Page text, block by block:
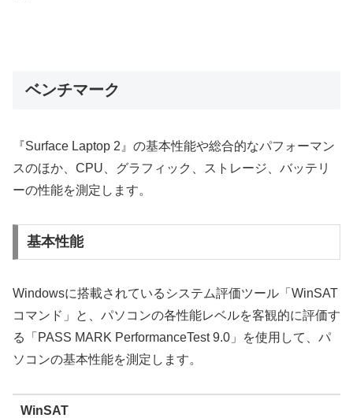
ベンチマーク
『Surface Laptop 2』の基本性能や総合的なパフォーマン
スのほか、CPU、グラフィック、ストレージ、バッテリ
ーの性能を測定します。
基本性能
Windowsに搭載されているシステム評価ツール「WinSAT
コマンド」と、パソコンの各性能レベルを客観的に評価す
る「PASS MARK PerformanceTest 9.0」を使用して、パ
ソコンの基本性能を測定します。
WinSAT